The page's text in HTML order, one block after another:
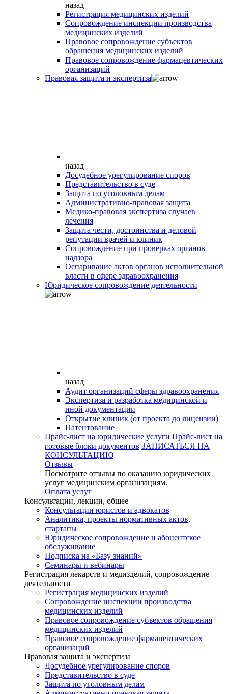
назад
Регистрация медицинских изделий
Сопровождение инспекции производства
медицинских изделий
Правовое сопровождение субъектов
обращения медицинских изделий
Правовое сопровождение фармацевтических
организаций
Правовая защита и экспертиза
назад
Досудебное урегулирование споров
Представительство в суде
Защита по уголовным делам
Административно-правовая защита
Медико-правовая экспертиза случаев
лечения
Защита чести, достоинства и деловой
репутации врачей и клиник
Сопровождение при проверках органов
надзора
Оспаривание актов органов исполнительной
власти в сфере здравоохранения
Юридическое сопровождение деятельности
назад
Аудит организаций сферы здравоохранения
Экспертиза и разработка медицинской и
иной документации
Открытие клиник (от проекта до лицензии)
Патентование
Прайс-лист на юридические услуги Прайс-лист на
готовые блоки документов ЗАПИСАТЬСЯ НА
КОНСУЛЬТАЦИЮ
Отзывы
Посмотрите отзывы по оказанию юридических
услуг медицинским организациям.
Оплата услуг
Консультации, лекции, общее
Консультации юристов и адвокатов
Аналитика, проекты нормативных актов,
стартапы
Юридическое сопровождение и абонентское
обслуживание
Подписка на «Базу знаний»
Семинары и вебинары
Регистрация лекарств и медизделий, сопровождение
деятельности
Регистрация медицинских изделий
Сопровождение инспекции производства
медицинских изделий
Правовое сопровождение субъектов обращения
медицинских изделий
Правовое сопровождение фармацевтических
организаций
Правовая защита и экспертиза
Досудебное урегулирование споров
Представительство в суде
Защита по уголовным делам